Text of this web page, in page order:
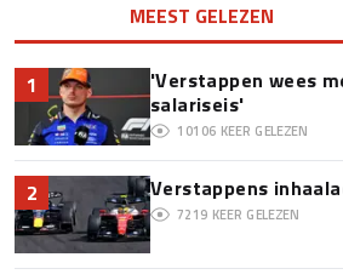
MEEST GELEZEN
1
'Verstappen wees
salariseis'
10106 KEER GELEZEN
2 Verstappens
7219 KEER GELEZEN